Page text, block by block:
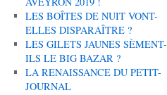
LES BOÎTES DE NUIT VONT-
ELLES DISPARAÎTRE ?
LES GILETS JAUNES SÈMENT-
ILS LE BIG BAZAR ?
LA RENAISSANCE DU PETIT-
JOURNAL